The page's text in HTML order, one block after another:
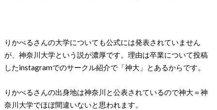
りかべるさんの大学についても公式には発表されていません
が、神奈川大学という説が濃厚です。理由は卒業について投稿
したinstagramでのサークル紹介で「神大」とあるからです。
りかべるさんの出身地は神奈川と公表されているので神大＝神
奈川大学でほぼ間違いないと思われます。